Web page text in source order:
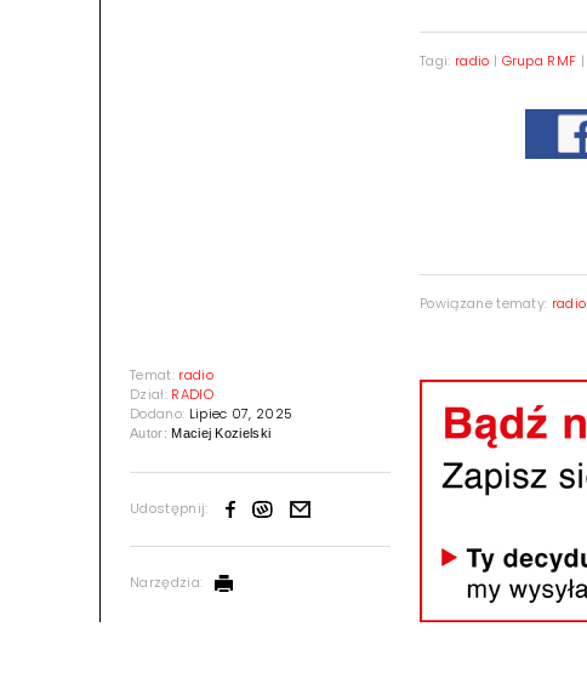
Temat: radio
Dział: RADIO
Dodano: Lipiec 07, 2025
Autor:Maciej Kozielski
Udostępnij:
Narzędzia:
Tagi: radio | Grupa RMF |
Powiązane tematy: radio